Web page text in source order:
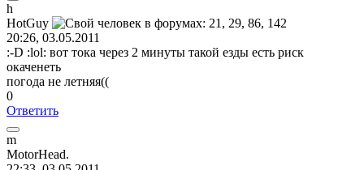
h
HotGuy
20:26, 03.05.2011
:-D :lol: вот тока через 2 минуты такой езды есть риск
окаченеть
погода не летняя((
0
Ответить
m
MotorHead.